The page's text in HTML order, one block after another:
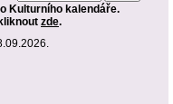
Kulturního kalendáře.
zde.